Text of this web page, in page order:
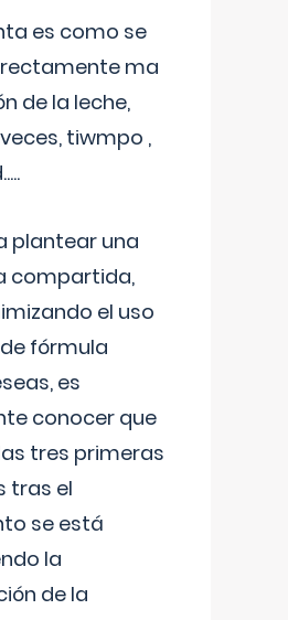
es como se
ma
de la leche,
tiwmpo ,
plantear una
compartida,
el uso
fórmula
es
conocer que
tres primeras
tras el
se está
la
de la